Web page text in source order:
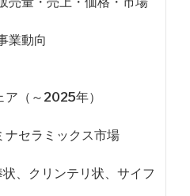
業動向
（～2025年）
ナセラミックス市場
、クリンテリ状、サイフ